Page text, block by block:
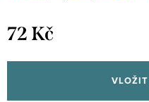
72 Kč
cena: